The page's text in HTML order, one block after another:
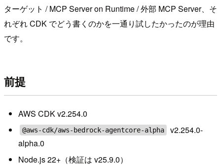
ターゲット / MCP Server on Runtime / 外部 MCP Server、そ
れぞれ CDK でどう書くのかを一通り試したかったのが理由
です。
前提
AWS CDK v2.254.0
@aws-cdk/aws-bedrock-agentcore-alpha
v2.254.0-
alpha.0
Node.js 22+（検証は v25.9.0）